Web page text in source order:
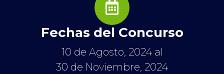
Fechas del Concurso
10 de Agosto, 2024 al
30 de Noviembre, 2024